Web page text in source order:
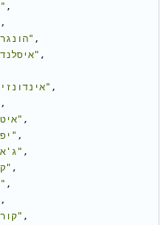
"הינדית" ,
,
"הונגרית" ,
"איסלנדית" ,
"אינדונזית" ,
,
"איטלקית" ,
"יפנית" ,
"ג'אווה" ,
"קאנדה" ,
"קזחית" ,
,
"קוריאנית" ,